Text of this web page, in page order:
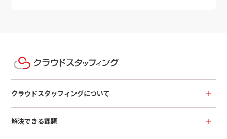
クラウドスタッフィングについて
解決できる課題